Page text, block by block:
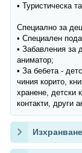
• Туристическа
Специално за
• Специален
• Забавления за
аниматор;
• За бебета -
чиния корито,
хранене, детски
контакти, други
Изхранване